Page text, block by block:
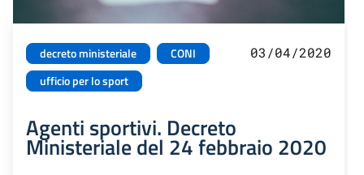
decreto ministeriale
CONI
ufficio per lo sport
03/04/2020
Agenti sportivi. Decreto
Ministeriale del 24 febbraio 2020